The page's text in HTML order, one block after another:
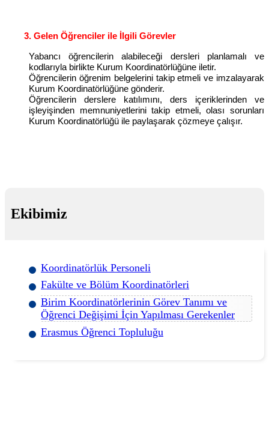
3. Gelen Öğrenciler ile İlgili Görevler
Yabancı öğrencilerin alabileceği dersleri planlamalı ve
kodlarıyla birlikte Kurum Koordinatörlüğüne iletir.
Öğrencilerin öğrenim belgelerini takip etmeli ve imzalayarak
Kurum Koordinatörlüğüne gönderir.
Öğrencilerin derslere katılımını, ders içeriklerinden ve
işleyişinden memnuniyetlerini takip etmeli, olası sorunları
Kurum Koordinatörlüğü ile paylaşarak çözmeye çalışır.
Ekibimiz
Koordinatörlük Personeli
Fakülte ve Bölüm Koordinatörleri
Birim Koordinatörlerinin Görev Tanımı ve
Öğrenci Değişimi İçin Yapılması Gerekenler
Erasmus Öğrenci Topluluğu